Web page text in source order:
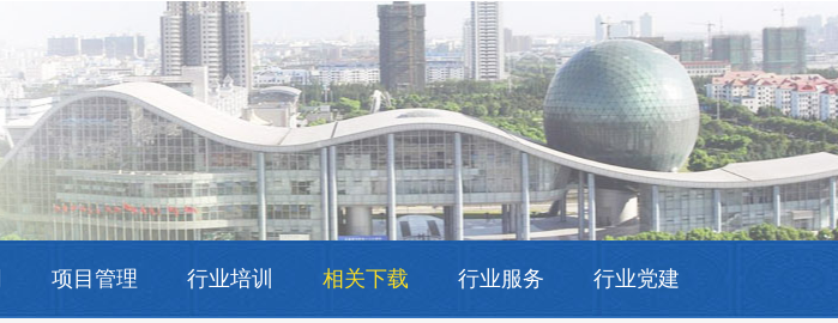
项目管理 行业培训 相关下载 行业服务 行业党建